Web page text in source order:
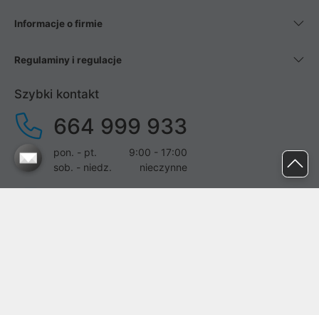
Informacje o firmie
Regulaminy i regulacje
Szybki kontakt
664 999 933
pon. - pt.
9:00 - 17:00
sob. - niedz.
nieczynne